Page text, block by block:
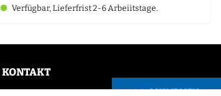
Verfügbar, Lieferfrist 2-6 Arbeiitstage.
KONTAKT
SCHLIESSEN